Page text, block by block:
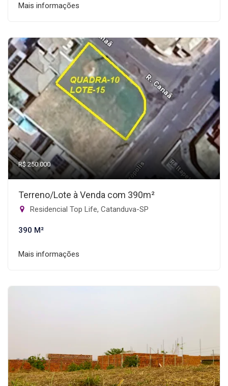
Mais informações
R$ 250.000
Terreno/Lote à Venda com 390m²
Residencial Top Life, Catanduva-SP
390 M²
Mais informações